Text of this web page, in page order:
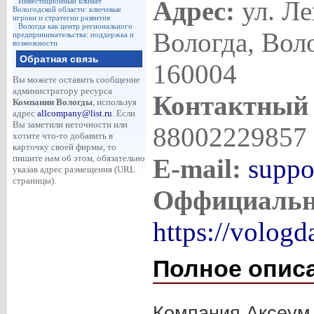
Вологодской области: ключевые
игроки и стратегии развития
Вологда как центр регионального
предпринимательства: поддержка и
возможности
Обратная связь
Вы можете оставить сообщение
администратору ресурса
Компании Вологды, используя
адрес allcompany@list.ru. Если
Вы заметили неточности или
хотите что-то добавить в
карточку своей фирмы, то
пишите нам об этом, обязательно
указав адрес размещения (URL
страницы).
Адрес: ул.
Вологда,
160004
Контактный
88002229857
E-mail:
https://
Полное